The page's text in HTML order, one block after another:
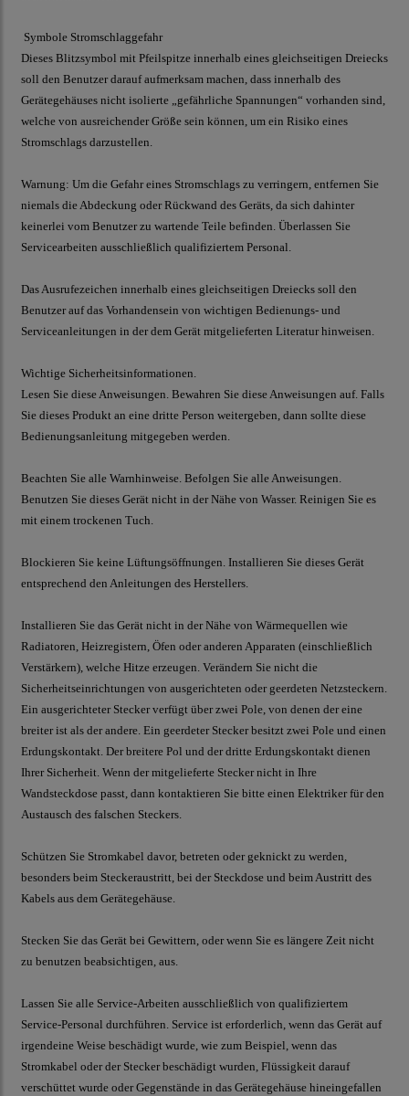
Symbole Stromschlaggefahr
Dieses Blitzsymbol mit Pfeilspitze innerhalb eines gleichseitigen Dreiecks
soll den Benutzer darauf aufmerksam machen, dass innerhalb des
Gerätegehäuses nicht isolierte „gefährliche Spannungen“ vorhanden sind,
welche von ausreichender Größe sein können, um ein Risiko eines
Stromschlags darzustellen.
Warnung: Um die Gefahr eines Stromschlags zu verringern, entfernen Sie
niemals die Abdeckung oder Rückwand des Geräts, da sich dahinter
keinerlei vom Benutzer zu wartende Teile befinden. Überlassen Sie
Servicearbeiten ausschließlich qualifiziertem Personal.
Das Ausrufezeichen innerhalb eines gleichseitigen Dreiecks soll den
Benutzer auf das Vorhandensein von wichtigen Bedienungs- und
Serviceanleitungen in der dem Gerät mitgelieferten Literatur hinweisen.
Wichtige Sicherheitsinformationen.
Lesen Sie diese Anweisungen. Bewahren Sie diese Anweisungen auf. Falls
Sie dieses Produkt an eine dritte Person weitergeben, dann sollte diese
Bedienungsanleitung mitgegeben werden.
Beachten Sie alle Warnhinweise. Befolgen Sie alle Anweisungen.
Benutzen Sie dieses Gerät nicht in der Nähe von Wasser. Reinigen Sie es
mit einem trockenen Tuch.
Blockieren Sie keine Lüftungsöffnungen. Installieren Sie dieses Gerät
entsprechend den Anleitungen des Herstellers.
Installieren Sie das Gerät nicht in der Nähe von Wärmequellen wie
Radiatoren, Heizregistern, Öfen oder anderen Apparaten (einschließlich
Verstärkern), welche Hitze erzeugen. Verändern Sie nicht die
Sicherheitseinrichtungen von ausgerichteten oder geerdeten Netzsteckern.
Ein ausgerichteter Stecker verfügt über zwei Pole, von denen der eine
breiter ist als der andere. Ein geerdeter Stecker besitzt zwei Pole und einen
Erdungskontakt. Der breitere Pol und der dritte Erdungskontakt dienen
Ihrer Sicherheit. Wenn der mitgelieferte Stecker nicht in Ihre
Wandsteckdose passt, dann kontaktieren Sie bitte einen Elektriker für den
Austausch des falschen Steckers.
Schützen Sie Stromkabel davor, betreten oder geknickt zu werden,
besonders beim Steckeraustritt, bei der Steckdose und beim Austritt des
Kabels aus dem Gerätegehäuse.
Stecken Sie das Gerät bei Gewittern, oder wenn Sie es längere Zeit nicht
zu benutzen beabsichtigen, aus.
Lassen Sie alle Service-Arbeiten ausschließlich von qualifiziertem
Service-Personal durchführen. Service ist erforderlich, wenn das Gerät auf
irgendeine Weise beschädigt wurde, wie zum Beispiel, wenn das
Stromkabel oder der Stecker beschädigt wurden, Flüssigkeit darauf
verschüttet wurde oder Gegenstände in das Gerätegehäuse hineingefallen